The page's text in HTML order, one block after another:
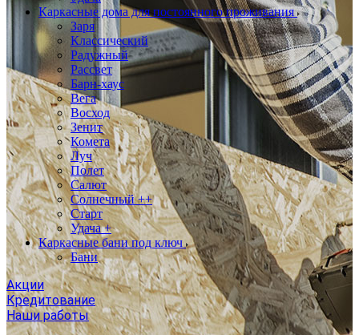
Каркасные дома для постоянного проживания
Заря
Классический
Радужный
Рассвет
Барн-хаус
Вега
Восход
Зенит
Комета
Луч
Полет
Салют
Солнечный ++
Старт
Удача +
Каркасные бани под ключ
Бани
Акции
Кредитование
Наши работы